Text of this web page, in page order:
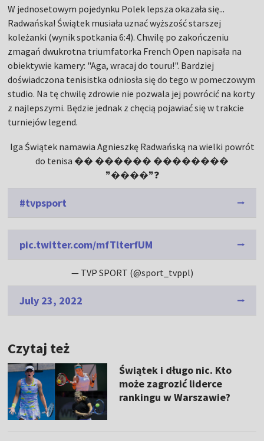
W jednosetowym pojedynku Polek lepsza okazała się...
Radwańska! Świątek musiała uznać wyższość starszej
koleżanki (wynik spotkania 6:4). Chwilę po zakończeniu
zmagań dwukrotna triumfatorka French Open napisała na
obiektywie kamery: "Aga, wracaj do touru!". Bardziej
doświadczona tenisistka odniosła się do tego w pomeczowym
studio. Na tę chwilę zdrowie nie pozwala jej powrócić na korty
z najlepszymi. Będzie jednak z chęcią pojawiać się w trakcie
turniejów legend.
Iga Świątek namawia Agnieszkę Radwańską na wielki powrót
do tenisa �� ������ ��������
❞����❞❓
#tvpsport
pic.twitter.com/mfTlterfUM
— TVP SPORT (@sport_tvppl)
July 23, 2022
Czytaj też
Świątek i długo nic. Kto
może zagrozić liderce
rankingu w Warszawie?